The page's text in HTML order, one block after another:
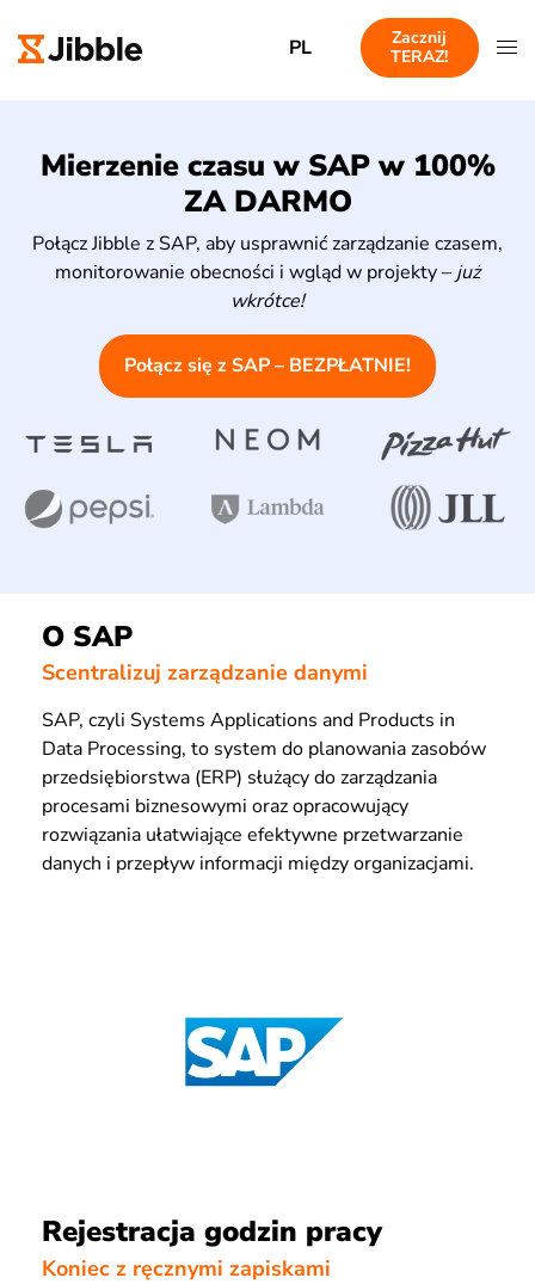
PL
Zacznij
TERAZ!
Mierzenie czasu w SAP w 100%
ZA DARMO
Połącz Jibble z SAP, aby usprawnić zarządzanie czasem,
monitorowanie obecności i wgląd w projekty – już
wkrótce!
Połącz się z SAP – BEZPŁATNIE!
O SAP
Scentralizuj zarządzanie danymi
SAP, czyli Systems Applications and Products in
Data Processing, to system do planowania zasobów
przedsiębiorstwa (ERP) służący do zarządzania
procesami biznesowymi oraz opracowujący
rozwiązania ułatwiające efektywne przetwarzanie
danych i przepływ informacji między organizacjami.
Rejestracja godzin pracy
Koniec z ręcznymi zapiskami